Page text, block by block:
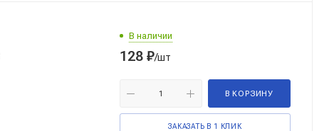
В наличии
128 ₽/шт
В КОРЗИНУ
ЗАКАЗАТЬ В 1 КЛИК